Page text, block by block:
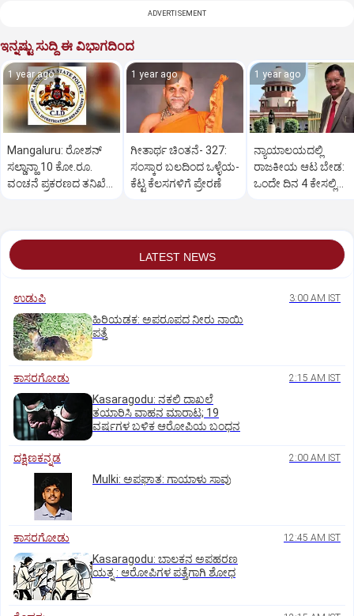
ADVERTISEMENT
ಇನ್ನಷ್ಟು ಸುದ್ದಿ ಈ ವಿಭಾಗದಿಂದ
1 year ago
Mangaluru: ರೋಶನ್‌
ಸಲ್ಡಾನ್ಹಾ 10 ಕೋ.ರೂ.
ವಂಚನೆ ಪ್ರಕರಣದ ತನಿಖೆ
1 year ago
ಗೀತಾರ್ಥ ಚಿಂತನೆ- 327:
ಸಂಸ್ಕಾರ ಬಲದಿಂದ ಒಳ್ಳೆಯ-
ಕೆಟ್ಟ ಕೆಲಸಗಳಿಗೆ ಪ್ರೇರಣೆ
1 year ago
ನ್ಯಾಯಾಲಯದಲ್ಲಿ
ರಾಜಕೀಯ ಆಟ ಬೇಡ:
ಒಂದೇ ದಿನ 4 ಕೇಸಲ್ಲಿ
LATEST NEWS
ಉಡುಪಿ 3:00 AM IST
ಹಿರಿಯಡಕ: ಅಪರೂಪದ ನೀರು ನಾಯಿ
ಪತ್ತೆ
ಕಾಸರಗೋಡು 2:15 AM IST
Kasaragodu: ನಕಲಿ ದಾಖಲೆ
ತಯಾರಿಸಿ ವಾಹನ ಮಾರಾಟ; 19
ವರ್ಷಗಳ ಬಳಿಕ ಆರೋಪಿಯ ಬಂಧನ
ದಕ್ಷಿಣಕನ್ನಡ 2:00 AM IST
Mulki: ಅಪಘಾತ: ಗಾಯಾಳು ಸಾವು
ಕಾಸರಗೋಡು 12:45 AM IST
Kasaragodu: ಬಾಲಕನ ಅಪಹರಣ
ಯತ್ನ : ಆರೋಪಿಗಳ ಪತ್ತೆಗಾಗಿ ಶೋಧ